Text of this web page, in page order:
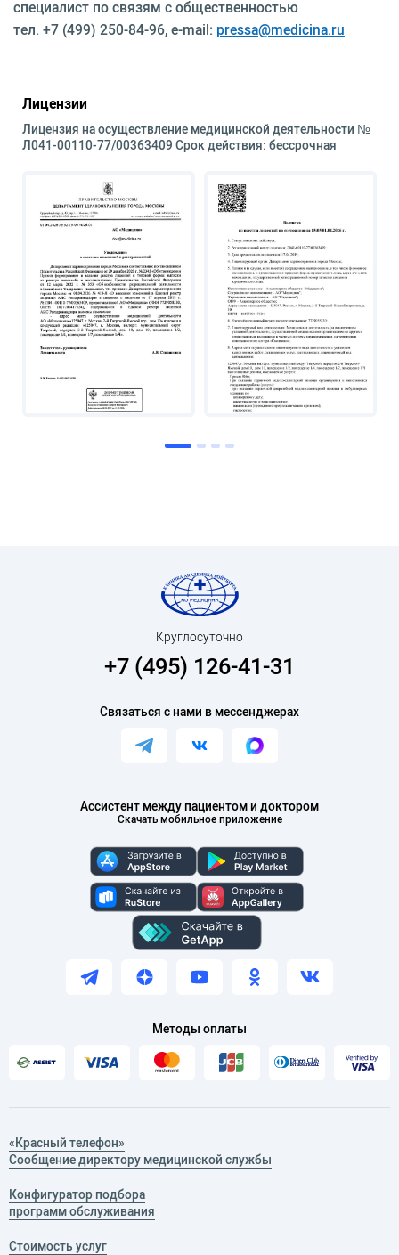
специалист по связям с общественностью
тел. +7 (499) 250-84-96, e-mail: pressa@medicina.ru
Лицензии
Лицензия на осуществление медицинской деятельности №
Л041-00110-77/00363409 Срок действия: бессрочная
Ассистент между пациентом и доктором
Скачать мобильное приложение
Круглосуточно
+7 (495) 126-41-31
Связаться с нами в мессенджерах
Методы оплаты
«Красный телефон»
Сообщение директору медицинской службы
Конфигуратор подбора
программ обслуживания
Стоимость услуг